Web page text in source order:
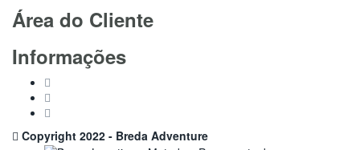
Área do Cliente
Informações
Copyright 2022 - Breda Adventure